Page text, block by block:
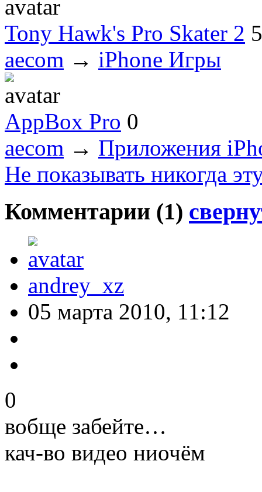
Tony Hawk's Pro Skater 2 5
aecom → iPhone Игры
AppBox Pro 0
aecom → Приложения
Не показывать никогда
Комментарии (1)
andrey_xz
05 марта 2010, 11:12
0
вобще забейте…
кач-во видео ниочём